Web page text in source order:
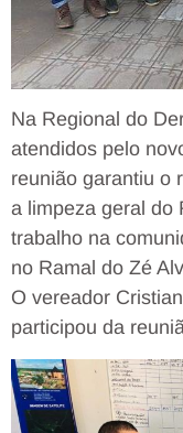
Na Regional do
atendidos pelo
reunião garantiu o
a limpeza geral do
trabalho na
no Ramal do Zé
O vereador
participou da